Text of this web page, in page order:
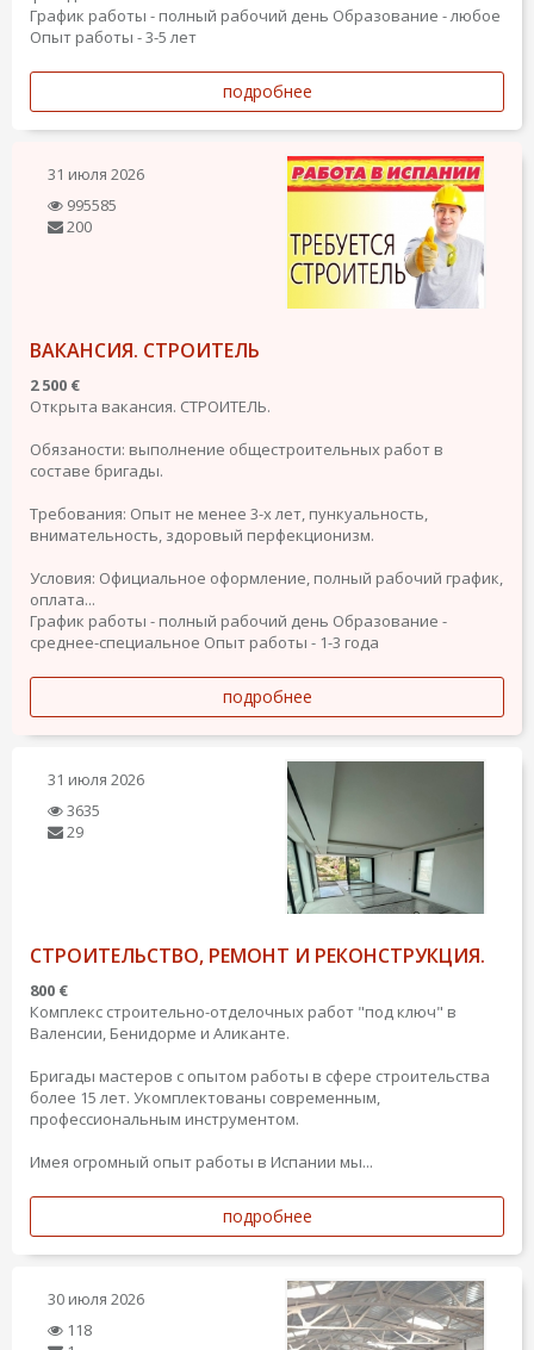
График работы - полный рабочий день Образование - любое
Опыт работы - 3-5 лет
подробнее
31 июля 2026
995585
200
ВАКАНСИЯ. СТРОИТЕЛЬ
2 500 €
Открыта вакансия. СТРОИТЕЛЬ.
Обязаности: выполнение общестроительных работ в
составе бригады.
Требования: Опыт не менее 3-х лет, пункуальность,
внимательность, здоровый перфекционизм.
Условия: Официальное оформление, полный рабочий график,
оплата...
График работы - полный рабочий день Образование -
среднее-специальное Опыт работы - 1-3 года
подробнее
31 июля 2026
3635
29
СТРОИТЕЛЬСТВО, РЕМОНТ И РЕКОНСТРУКЦИЯ.
800 €
Комплекс строительно-отделочных работ "под ключ" в
Валенсии, Бенидорме и Аликанте.
Бригады мастеров с опытом работы в сфере строительства
более 15 лет. Укомплектованы современным,
профессиональным инструментом.
Имея огромный опыт работы в Испании мы...
подробнее
30 июля 2026
118